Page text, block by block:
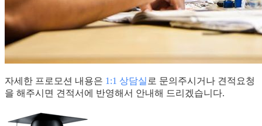
자세한 프로모션 내용은 1:1 상담실로 문의주시거나 견적요청
을 해주시면 견적서에 반영해서 안내해 드리겠습니다.